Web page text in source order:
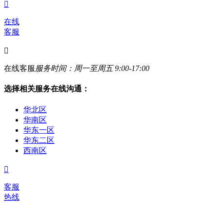

在线
客服

在线客服 服务时间：周一至周五 9:00-17:00
选择相关服务在线沟通：
华北区
华南区
华东一区
华东二区
西南区

客服
热线